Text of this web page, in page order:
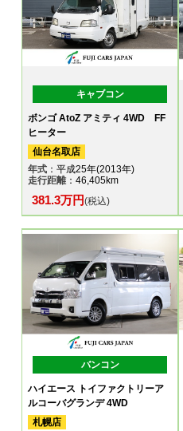
キャブコン
ボンゴ AtoZ アミティ 4WD FF
ヒーター
仙台名取店
年式 ：平成25年(2013年)
走行距離：46,405km
381.3万円(税込)
バンコン
ハイエース トイファクトリーア
ルコーバグランデ 4WD
札幌店